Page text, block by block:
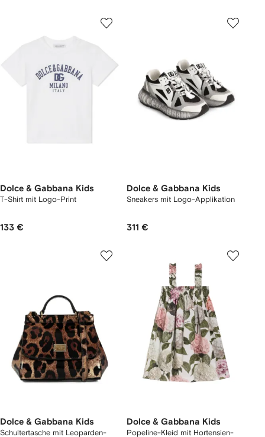
Dolce & Gabbana Kids
T-Shirt mit Logo-Print
133 €
Dolce & Gabbana Kids
Sneakers mit Logo-Applikation
311 €
Dolce & Gabbana Kids
Schultertasche mit Leoparden-
Dolce & Gabbana Kids
Popeline-Kleid mit Hortensien-